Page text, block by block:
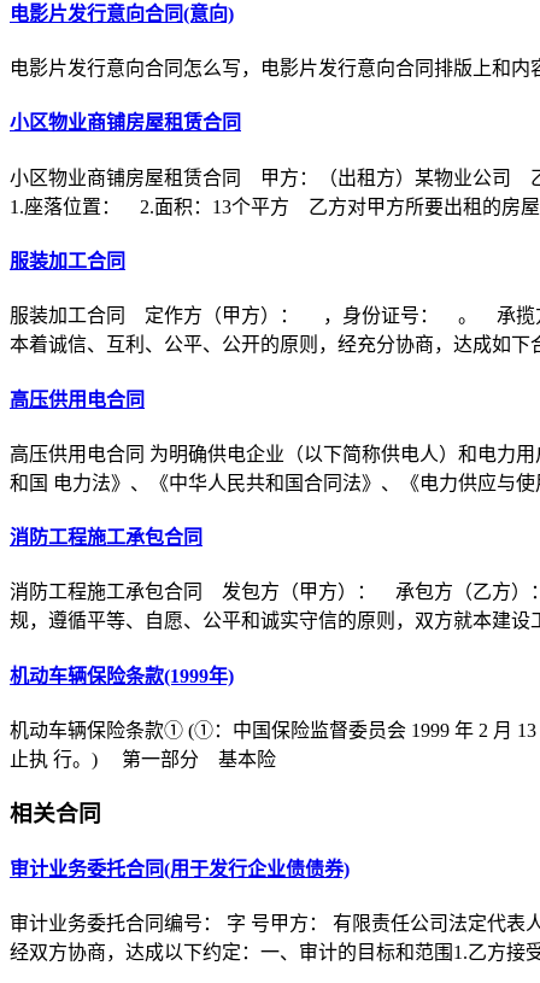
电影片发行意向合同(意向)
电影片发行意向合同怎么写，电影片发行意向合同排版上和
小区物业商铺房屋租赁合同
小区物业商铺房屋租赁合同 甲方：（出租方）某物业公司
1.座落位置： 2.面积：13个平方 乙方对甲方所要出租的房
服装加工合同
服装加工合同 定作方（甲方）： ，身份证号： 。 承揽
本着诚信、互利、公平、公开的原则，经充分协商，达成如下
高压供用电合同
高压供用电合同 为明确供电企业（以下简称供电人）和电力
和国 电力法》、《中华人民共和国合同法》、《电力供应与
消防工程施工承包合同
消防工程施工承包合同 发包方（甲方）： 承包方（乙方）
规，遵循平等、自愿、公平和诚实守信的原则，双方就本建设
机动车辆保险条款(1999年)
机动车辆保险条款① (①：中国保险监督委员会 1999 年 2 月
止执 行。) 第一部分 基本险
相关合同
审计业务委托合同(用于发行企业债债券)
审计业务委托合同编号： 字 号甲方： 有限责任公司法定代
经双方协商，达成以下约定：一、审计的目标和范围1.乙方接